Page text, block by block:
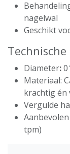
nagelwal
Geschikt
Diameter:
Materiaal:
krachtig én
Vergulde
tpm)